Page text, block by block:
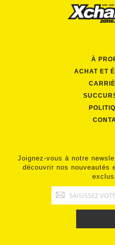
À
ACHAT ET
Joignez-vous à notre
découvrir nos nouveautés